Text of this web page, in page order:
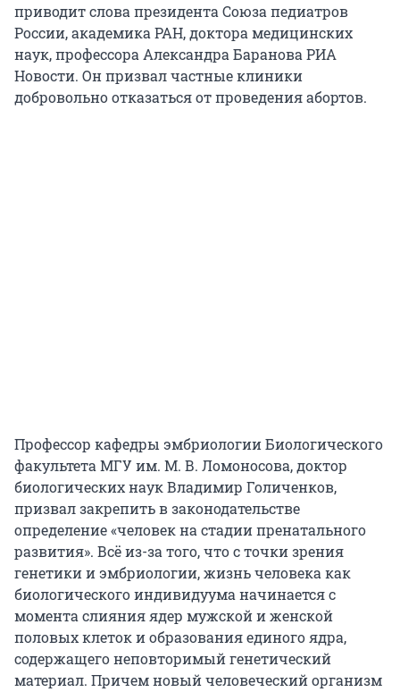
приводит слова президента Союза педиатров
России, академика РАН, доктора медицинских
наук, профессора Александра Баранова РИА
Новости. Он призвал частные клиники
добровольно отказаться от проведения абортов.
Профессор кафедры эмбриологии Биологического
факультета МГУ им. М. В. Ломоносова, доктор
биологических наук Владимир Голиченков,
призвал закрепить в законодательстве
определение «человек на стадии пренатального
развития». Всё из-за того, что с точки зрения
генетики и эмбриологии, жизнь человека как
биологического индивидуума начинается с
момента слияния ядер мужской и женской
половых клеток и образования единого ядра,
содержащего неповторимый генетический
материал. Причем новый человеческий организм